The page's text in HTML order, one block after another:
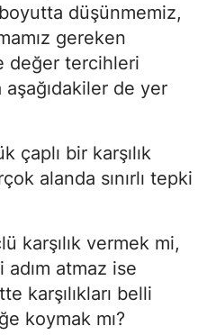
düşünmemiz,
gereken
değer tercihleri
de yer
çaplı bir karşılık
alanda sınırlı tepki
karşılık vermek mi,
adım atmaz ise
karşılıkları belli
koymak mı?